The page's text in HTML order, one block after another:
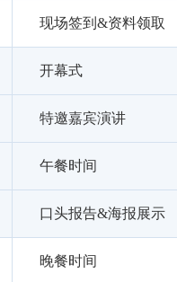
现场签到&资料领取
开幕式
特邀嘉宾演讲
午餐时间
口头报告&海报展示
晚餐时间